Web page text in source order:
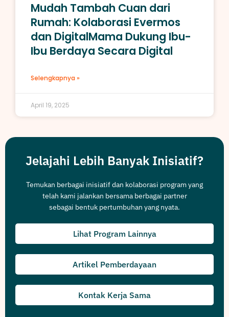
Mudah Tambah Cuan dari
Rumah: Kolaborasi Evermos
dan DigitalMama Dukung Ibu-
Ibu Berdaya Secara Digital
Selengkapnya »
April 19, 2025
Jelajahi Lebih Banyak Inisiatif?
Temukan berbagai inisiatif dan kolaborasi program yang
telah kami jalankan bersama berbagai partner
sebagai bentuk pertumbuhan yang nyata.
Lihat Program Lainnya
Artikel Pemberdayaan
Kontak Kerja Sama